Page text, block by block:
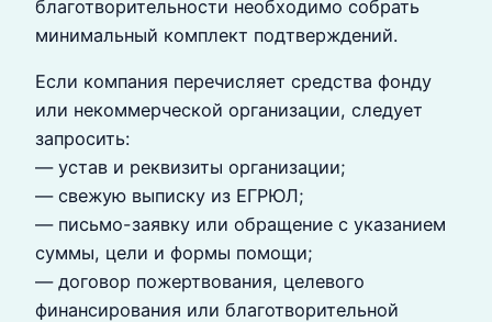
благотворительности необходимо собрать
минимальный комплект подтверждений.
Если компания перечисляет средства фонду
или некоммерческой организации, следует
запросить:
— устав и реквизиты организации;
— свежую выписку из ЕГРЮЛ;
— письмо-заявку или обращение с указанием
суммы, цели и формы помощи;
— договор пожертвования, целевого
финансирования или благотворительной